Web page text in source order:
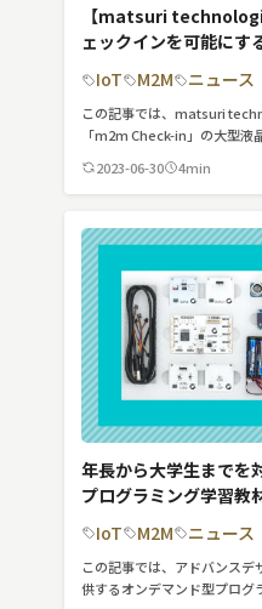
【matsuri
ェックインを可能に
IoT M2M ニュース
この記事では、matsuri
「m2m Check-in」の大型液
に紹介しています。
2023-06-30 4min
年長から大学生までを
プログラミング学習教
IoT M2M ニュース
この記事では、アドバンス
供するオンデマンド型プログ